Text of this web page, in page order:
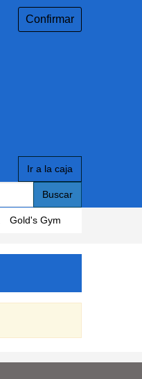
Confirmar
Ir a la caja
Buscar
Gold's Gym